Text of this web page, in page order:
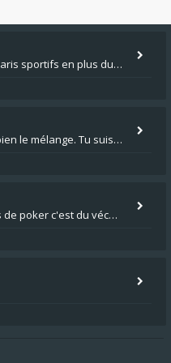
Salut Cosmostar, Bienvenue ! Les paris sportifs en plus du poker, c'est ce que je fais aussi. Surtout la NBA, je mise su
Salut Alain, Rugby et poker, j'aime bien le mélange. Tu suis le rugby du coin ? Moi j'essaie d'aller voir des matchs de
Salut Stéphane, Bienvenue ! 25 ans de poker c'est du vécu quand même. Moi je suis relativementnouveau (2018) mais j'ai a